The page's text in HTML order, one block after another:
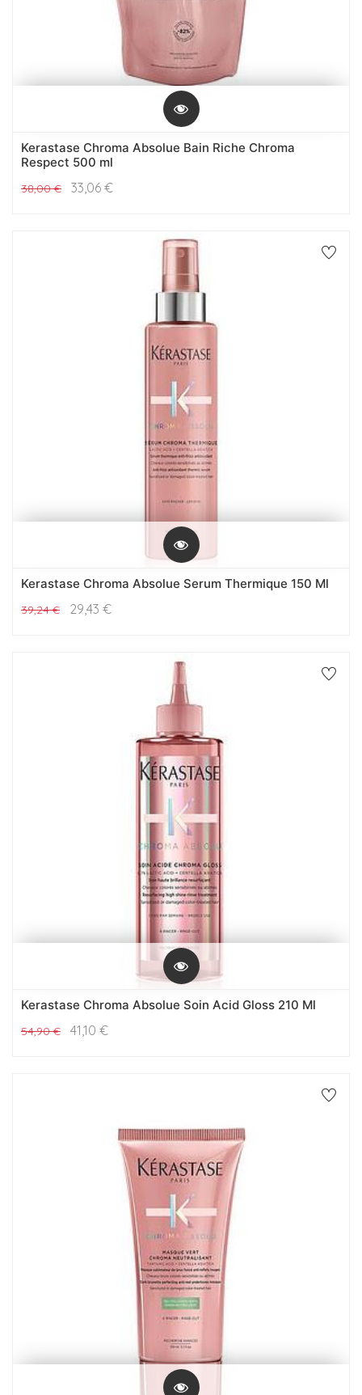
Kerastase Chroma Absolue Bain Riche Chroma
Respect 500 ml
38,00€ 33,06 €
Kerastase Chroma Absolue Serum Thermique 150 Ml
39,24€ 29,43 €
Kerastase Chroma Absolue Soin Acid Gloss 210 Ml
54,90€ 41,10 €